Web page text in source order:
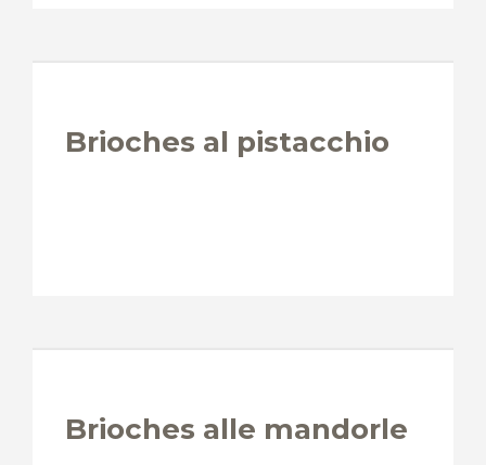
Brioches al pistacchio
Brioches alle mandorle